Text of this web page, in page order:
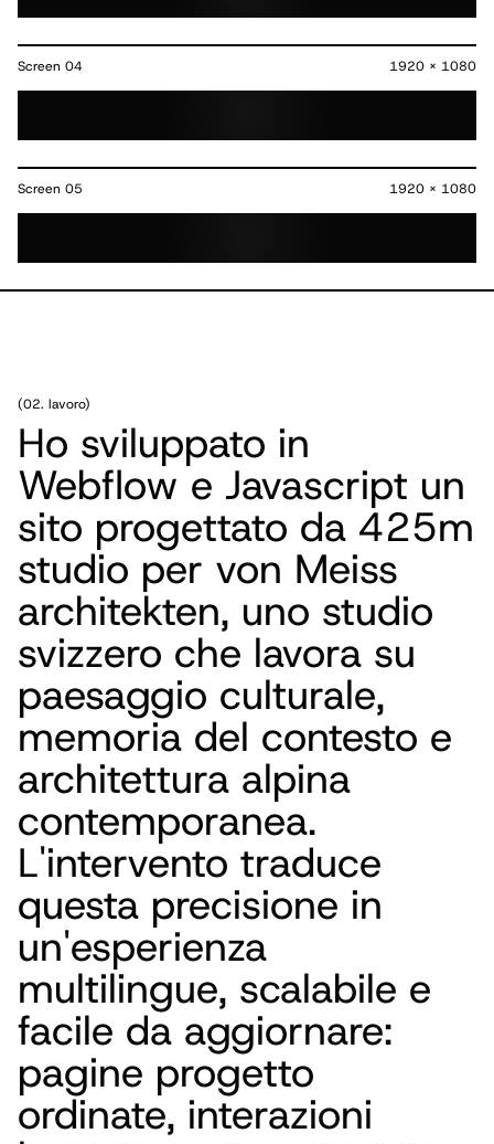
Screen 04 1920 x 1080
Screen 05 1920 x 1080
(02. lavoro)
Ho sviluppato in
Webflow e Javascript un
sito progettato da 425m
studio per von Meiss
architekten, uno studio
svizzero che lavora su
paesaggio culturale,
memoria del contesto e
architettura alpina
contemporanea.
L'intervento traduce
questa precisione in
un'esperienza
multilingue, scalabile e
facile da aggiornare:
pagine progetto
ordinate, interazioni